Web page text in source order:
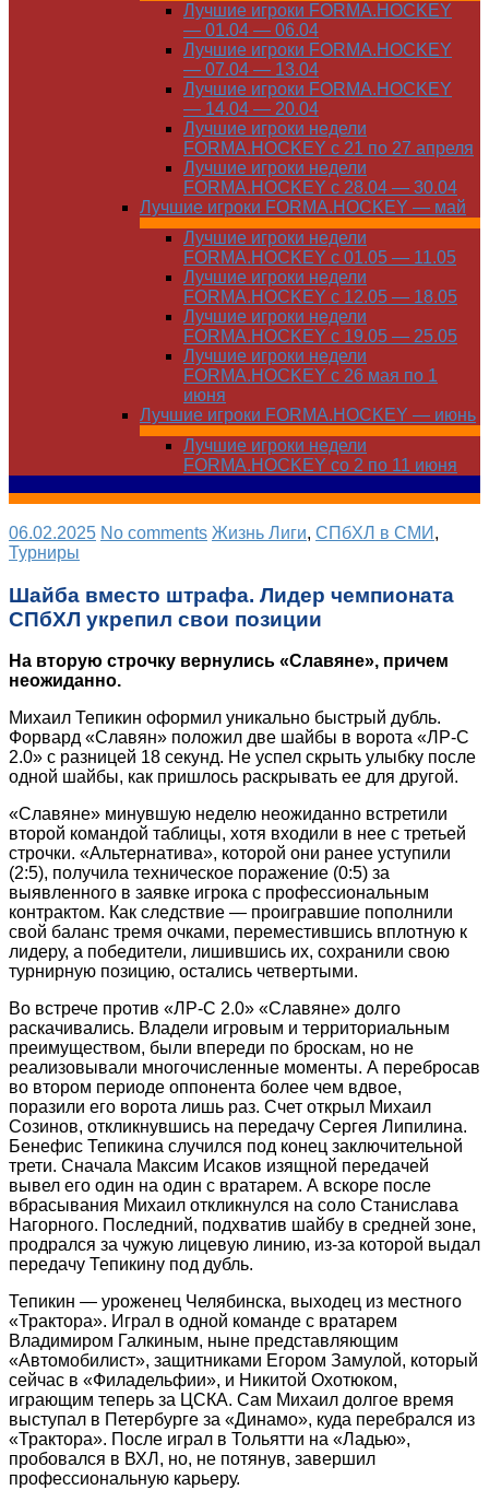
Лучшие игроки FORMA.HOCKEY
— 01.04 — 06.04
Лучшие игроки FORMA.HOCKEY
— 07.04 — 13.04
Лучшие игроки FORMA.HOCKEY
— 14.04 — 20.04
Лучшие игроки недели
FORMA.HOCKEY с 21 по 27 апреля
Лучшие игроки недели
FORMA.HOCKEY с 28.04 — 30.04
Лучшие игроки FORMA.HOCKEY — май
Лучшие игроки недели
FORMA.HOCKEY с 01.05 — 11.05
Лучшие игроки недели
FORMA.HOCKEY с 12.05 — 18.05
Лучшие игроки недели
FORMA.HOCKEY с 19.05 — 25.05
Лучшие игроки недели
FORMA.HOCKEY с 26 мая по 1
июня
Лучшие игроки FORMA.HOCKEY — июнь
Лучшие игроки недели
FORMA.HOCKEY со 2 по 11 июня
06.02.2025 No comments Жизнь Лиги, СПбХЛ в СМИ ,
Турниры
Шайба вместо штрафа. Лидер чемпионата
СПбХЛ укрепил свои позиции
На вторую строчку вернулись «Славяне», причем
неожиданно.
Михаил Тепикин оформил уникально быстрый дубль.
Форвард «Славян» положил две шайбы в ворота «ЛР-С
2.0» с разницей 18 секунд. Не успел скрыть улыбку после
одной шайбы, как пришлось раскрывать ее для другой.
«Славяне» минувшую неделю неожиданно встретили
второй командой таблицы, хотя входили в нее с третьей
строчки. «Альтернатива», которой они ранее уступили
(2:5), получила техническое поражение (0:5) за
выявленного в заявке игрока с профессиональным
контрактом. Как следствие — проигравшие пополнили
свой баланс тремя очками, переместившись вплотную к
лидеру, а победители, лишившись их, сохранили свою
турнирную позицию, остались четвертыми.
Во встрече против «ЛР-С 2.0» «Славяне» долго
раскачивались. Владели игровым и территориальным
преимуществом, были впереди по броскам, но не
реализовывали многочисленные моменты. А перебросав
во втором периоде оппонента более чем вдвое,
поразили его ворота лишь раз. Счет открыл Михаил
Созинов, откликнувшись на передачу Сергея Липилина.
Бенефис Тепикина случился под конец заключительной
трети. Сначала Максим Исаков изящной передачей
вывел его один на один с вратарем. А вскоре после
вбрасывания Михаил откликнулся на соло Станислава
Нагорного. Последний, подхватив шайбу в средней зоне,
продрался за чужую лицевую линию, из‑за которой выдал
передачу Тепикину под дубль.
Тепикин — уроженец Челябинска, выходец из местного
«Трактора». Играл в одной команде с вратарем
Владимиром Галкиным, ныне представляющим
«Автомобилист», защитниками Егором Замулой, который
сейчас в «Филадельфии», и Никитой Охотюком,
играющим теперь за ЦСКА. Сам Михаил долгое время
выступал в Петербурге за «Динамо», куда перебрался из
«Трактора». Пос­ле играл в Тольятти на «Ладью»,
пробовался в ВХЛ, но, не потянув, завершил
профессиональную ­карьеру.